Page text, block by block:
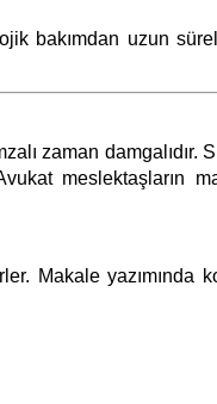
bakımdan uzun
zaman damgalıdır.
meslektaşların
Makale yazımında